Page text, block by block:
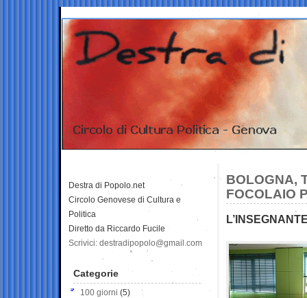
BOLOGNA,
FOCOLAIO
Destra di Popolo.net
Circolo Genovese di Cultura e
Politica
Diretto da Riccardo Fucile
Scrivici: destradipopolo@gmail.com
Categorie
100 giorni (5)